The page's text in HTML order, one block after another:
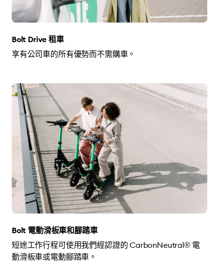
Bolt Drive 租車
享有公司車的所有優勢而不需購車。
Bolt 電動滑板車和腳踏車
短途工作行程可使用我們經認證的 CarbonNeutral® 電
動滑板車或電動腳踏車。